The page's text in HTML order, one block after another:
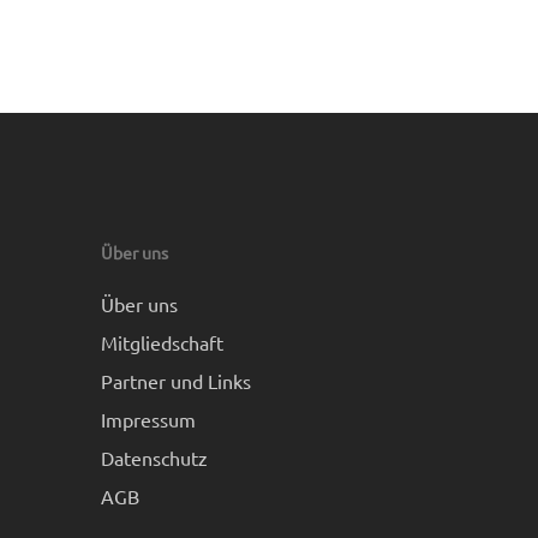
Über uns
Über uns
Mitgliedschaft
Partner und Links
Impressum
Datenschutz
AGB